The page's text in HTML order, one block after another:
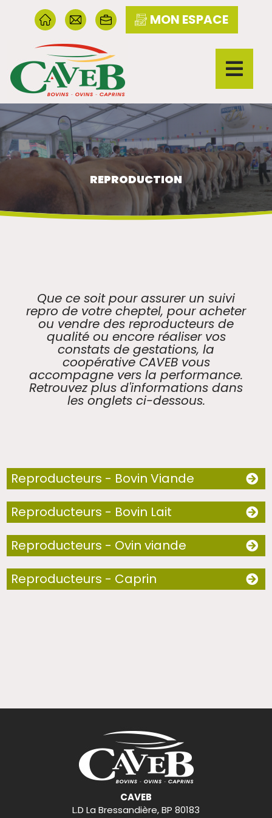
MON ESPACE
REPRODUCTION
Que ce soit pour assurer un suivi
repro de votre cheptel, pour acheter
ou vendre des reproducteurs de
qualité ou encore réaliser vos
constats de gestations, la
coopérative CAVEB vous
accompagne vers la performance.
Retrouvez plus d'informations dans
les onglets ci-dessous.
Reproducteurs - Bovin Viande
Reproducteurs - Bovin Lait
Reproducteurs - Ovin viande
Reproducteurs - Caprin
CAVEB
L.D La Bressandière, BP 80183